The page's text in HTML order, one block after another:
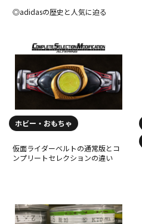
◎adidasの歴史と人気に迫る
ホビー・おもちゃ
仮面ライダーベルトの通常版とコ
ンプリートセレクションの違い